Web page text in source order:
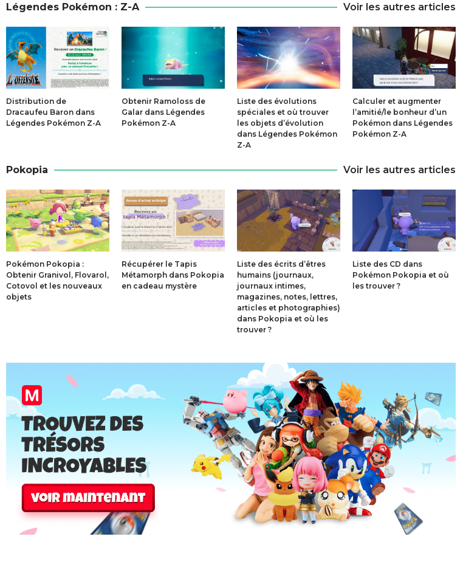
Légendes Pokémon : Z-A Voir les autres articles
Distribution de
Dracaufeu Baron dans
Légendes Pokémon Z-A
Obtenir Ramoloss de
Galar dans Légendes
Pokémon Z-A
Liste des évolutions
spéciales et où trouver
les objets d’évolution
dans Légendes Pokémon
Z-A
Calculer et augmenter
l’amitié/le bonheur d’un
Pokémon dans Légendes
Pokémon Z-A
Pokopia Voir les autres articles
Pokémon Pokopia :
Obtenir Granivol, Flovarol,
Cotovol et les nouveaux
objets
Récupérer le Tapis
Métamorph dans Pokopia
en cadeau mystère
Liste des écrits d’êtres
humains (journaux,
journaux intimes,
magazines, notes, lettres,
articles et photographies)
dans Pokopia et où les
trouver ?
Liste des CD dans
Pokémon Pokopia et où
les trouver ?